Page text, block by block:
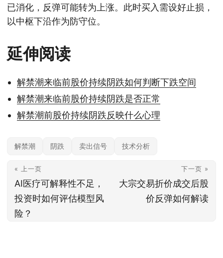
已消化，反弹可能转为上涨。此时买入需设好止损，
以中枢下沿作为防守位。
延伸阅读
解禁潮来临前股价持续阴跌如何判断下跌空间
解禁潮来临前股价持续阴跌是否正常
解禁潮前股价持续阴跌反映什么心理
解禁潮 阴跌 卖出信号 技术分析
« 上一页
AI医疗可解释性不足，
投资时如何评估模型风
险？
下一页 »
大宗交易折价成交后股
价反弹如何解读